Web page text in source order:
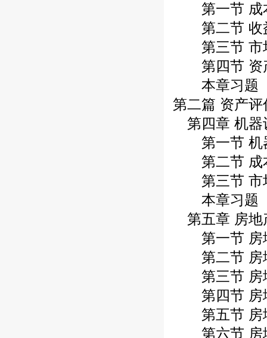
第一节 成
第二节 收
第三节 市
第四节 资
本章习题
第二篇 资产评
第四章 机器
第一节 机
第二节 成
第三节 市
本章习题
第五章 房地
第一节 房
第二节 房
第三节 房
第四节 房
第五节 房
第六节 房